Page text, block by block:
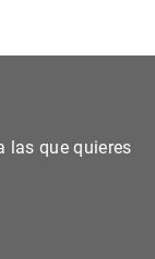
las que quieres